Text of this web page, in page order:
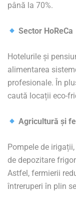
până la 70%.
Sector HoReCa
Hotelurile și
alimentarea
profesionale. În
caută locații eco-
Agricultură și
Pompele de
de depozitare
Astfel, fermierii
întreruperi în plin